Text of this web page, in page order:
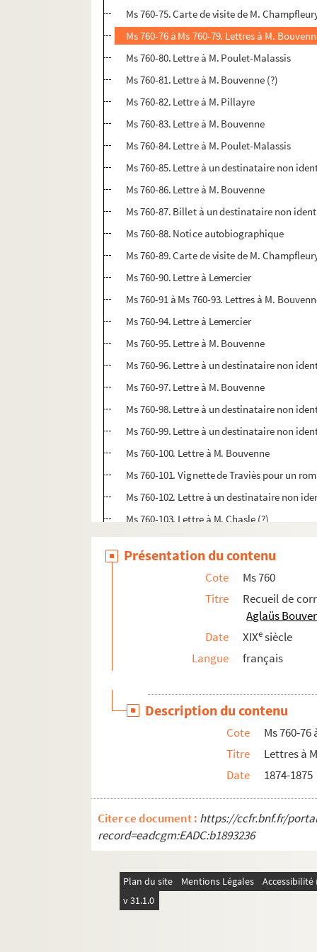
Ms 760-75. Carte de visite de M.
Ms 760-76 à Ms 760-79. Lettres à M.
Ms 760-80. Lettre à M. Poulet-Malassis
Ms 760-81. Lettre à M. Bouvenne (?)
Ms 760-82. Lettre à M. Pillayre
Ms 760-83. Lettre à M. Bouvenne
Ms 760-84. Lettre à M. Poulet-Malassis
Ms 760-85. Lettre à un destinataire non
Ms 760-86. Lettre à M. Bouvenne
Ms 760-87. Billet à un destinataire non
Ms 760-88. Notice autobiographique
Ms 760-89. Carte de visite de M.
Ms 760-90. Lettre à Lemercier
Ms 760-91 à Ms 760-93. Lettres à M.
Ms 760-94. Lettre à Lemercier
Ms 760-95. Lettre à M. Bouvenne
Ms 760-96. Lettre à un destinataire non
Ms 760-97. Lettre à M. Bouvenne
Ms 760-98. Lettre à un destinataire non
Ms 760-99. Lettre à un destinataire non
Ms 760-100. Lettre à M. Bouvenne
Ms 760-101. Vignette de Traviès pour un
Ms 760-102. Lettre à un destinataire non
Ms 760-103. Lettre à M. Chasle (?)
Ms 760-104. Lettre sans date à un
Ms 760-105. Lettre sans date à M. Poulet-
Ms 760-106. Lettre sans date à M. Lhéritier
Ms 761. Champfleury : notes autographes
Présentation du contenu
Cote
Ms 760
Titre
Recueil de
Aglaüs
Date
XIXesiècle
Langue
français
Description du contenu
Cote
Ms 760-76
Titre
Lettres à
Date
1874-1875
Citer ce document : https://ccfr.bnf.fr/
record=eadcgm:EADC:b1893236
Plan du site Mentions Légales
v 31.1.0